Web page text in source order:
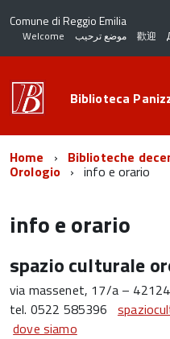
Comune di Reggio Emilia
Welcome موضع ترحيب 歡迎
Biblioteca
Home Biblioteche
Orologio info e orario
info e orario
spazio culturale
via massenet, 17/a –
tel. 0522 585396
dove siamo